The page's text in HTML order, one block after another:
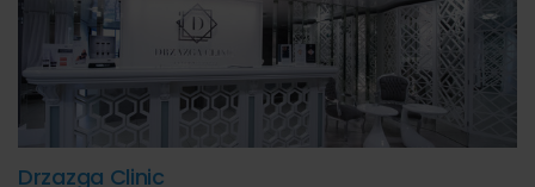
Drzazga Clinic